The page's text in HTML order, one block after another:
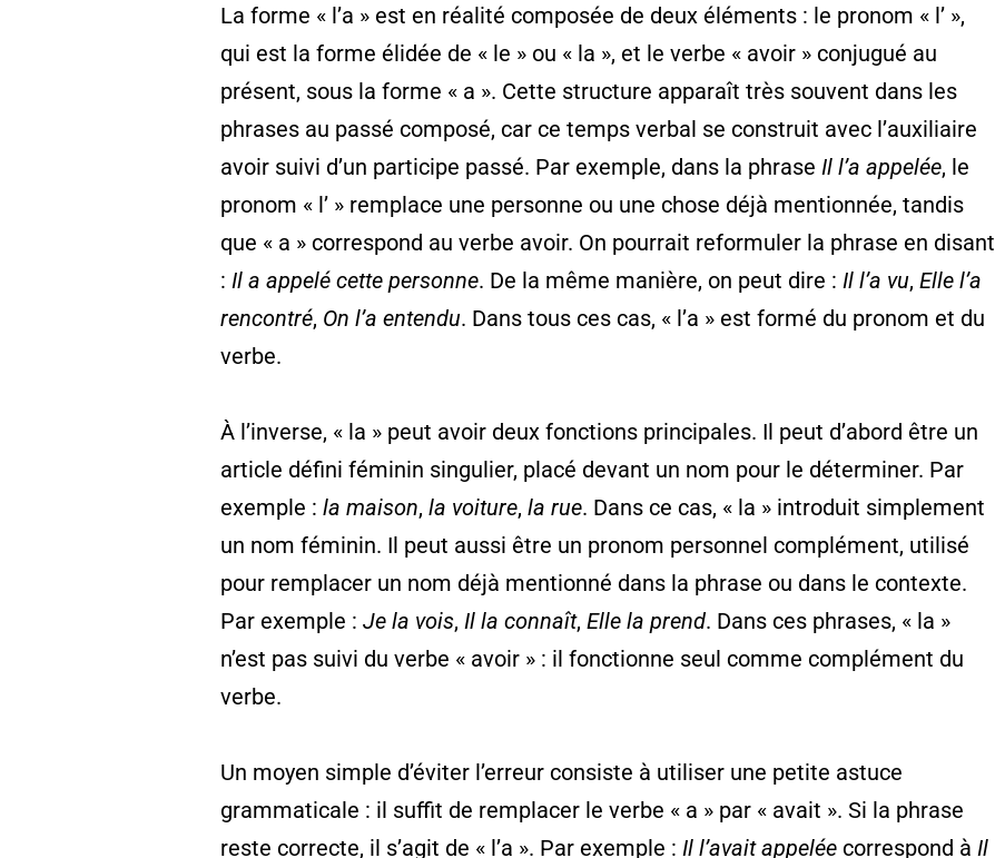
La forme « l’a » est en réalité composée de deux éléments : le pronom « l’ »,
qui est la forme élidée de « le » ou « la », et le verbe « avoir » conjugué au
présent, sous la forme « a ». Cette structure apparaît très souvent dans les
phrases au passé composé, car ce temps verbal se construit avec l’auxiliaire
avoir suivi d’un participe passé. Par exemple, dans la phraseIl l’a appelée, le
pronom « l’ » remplace une personne ou une chose déjà mentionnée, tandis
que « a » correspond au verbe avoir. On pourrait reformuler la phrase en disant
:Il a appelé cette personne. De la même manière, on peut dire :Il l’a vu,Elle l’a
rencontré, On l’a entendu. Dans tous ces cas, « l’a » est formé du pronom et du
verbe.
À l’inverse, « la » peut avoir deux fonctions principales. Il peut d’abord être un
article défini féminin singulier, placé devant un nom pour le déterminer. Par
exemple :la maison,la voiture,la rue. Dans ce cas, « la » introduit simplement
un nom féminin. Il peut aussi être un pronom personnel complément, utilisé
pour remplacer un nom déjà mentionné dans la phrase ou dans le contexte.
Par exemple :Je la vois,Il la connaît,Elle la prend. Dans ces phrases, « la »
n’est pas suivi du verbe « avoir » : il fonctionne seul comme complément du
verbe.
Un moyen simple d’éviter l’erreur consiste à utiliser une petite astuce
grammaticale : il suffit de remplacer le verbe « a » par « avait ». Si la phrase
reste correcte, il s’agit de « l’a ». Par exemple :Il l’avait appelée correspond àIl